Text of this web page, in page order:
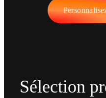
Sélection